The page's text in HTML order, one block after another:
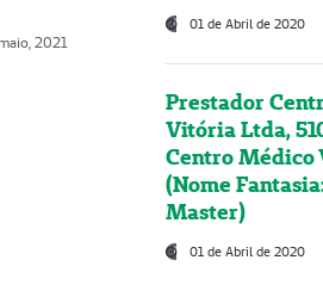
2021
01 de Abril de 2020
Prestador
Vitória Ltda,
Centro Médico
(Nome
Master)
01 de Abril de 2020